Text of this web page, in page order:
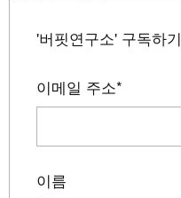
'버핏연구소' 구독하기
이메일 주소*
이름